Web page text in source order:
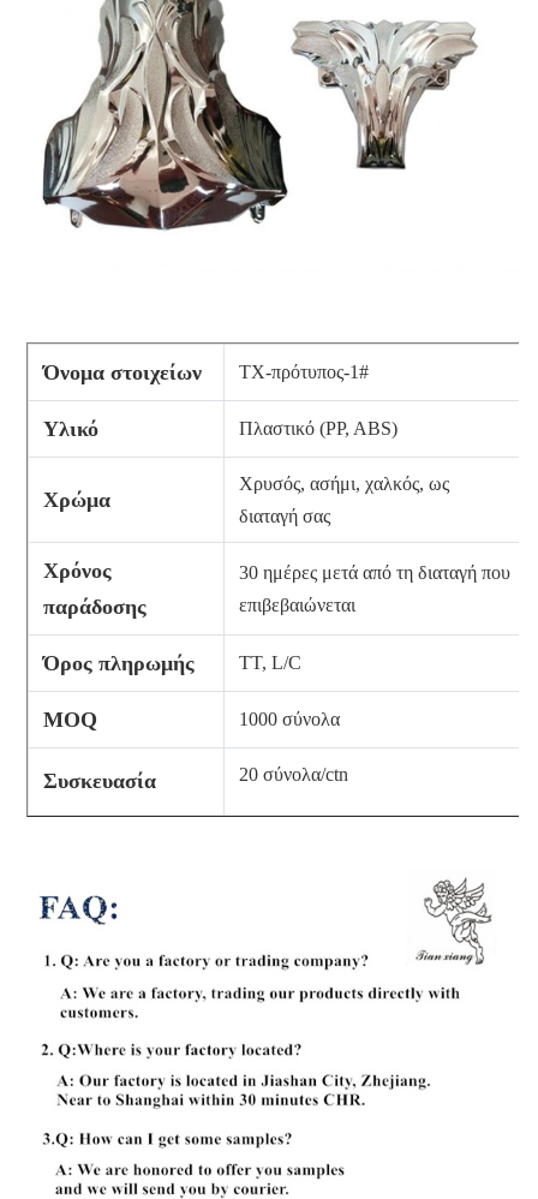
Όνομα στοιχείων TX-πρότυπος-1#
Υλικό Πλαστικό (PP, ABS)
Χρώμα
Χρυσός, ασήμι, χαλκός, ως
διαταγή σας
Χρόνος
παράδοσης
30 ημέρες μετά από τη διαταγή που
επιβεβαιώνεται
Όρος πληρωμής TT, L/C
MOQ 1000 σύνολα
Συσκευασία 20 σύνολα/ctn